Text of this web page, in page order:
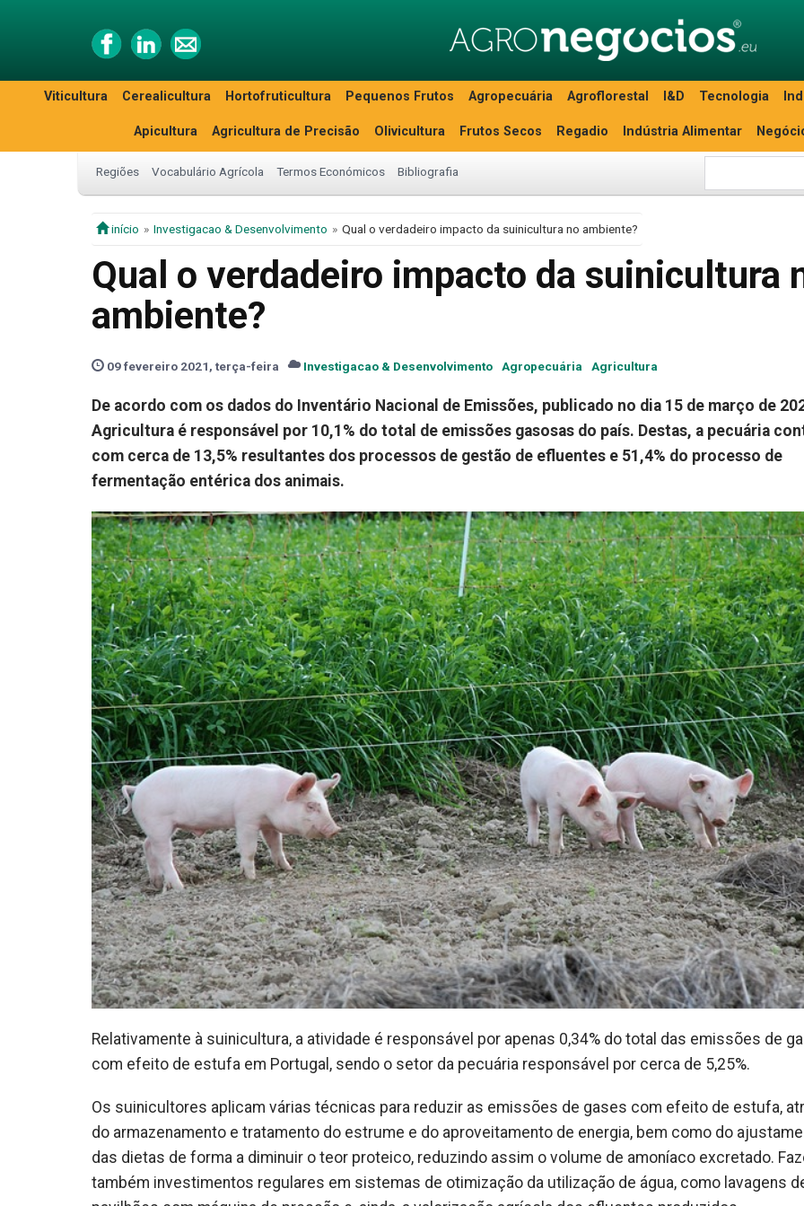
Viticultura Cerealicultura Hortofruticultura Pequenos Frutos Agropecuária Agroflorestal I&D Tecnologia
Apicultura Agricultura de Precisão Olivicultura Frutos Secos Regadio Indústria Alimentar
Regiões Vocabulário Agrícola Termos Económicos Bibliografia
início Investigacao & Desenvolvimento Qual o verdadeiro impacto da suinicultura no ambiente?
Qual o verdadeiro impacto da suinicultura
ambiente?
09 fevereiro 2021, terça-feira Investigacao & Desenvolvimento Agropecuária Agricultura
De acordo com os dados do Inventário Nacional de Emissões, publicado no dia 15 de março de
Agricultura é responsável por 10,1% do total de emissões gasosas do país. Destas, a pecuária
com cerca de 13,5% resultantes dos processos de gestão de efluentes e 51,4% do processo de
fermentação entérica dos animais.
Relativamente à suinicultura, a atividade é responsável por apenas 0,34% do total das emissões de
com efeito de estufa em Portugal, sendo o setor da pecuária responsável por cerca de 5,25%.
Os suinicultores aplicam várias técnicas para reduzir as emissões de gases com efeito de estufa,
do armazenamento e tratamento do estrume e do aproveitamento de energia, bem como do
das dietas de forma a diminuir o teor proteico, reduzindo assim o volume de amoníaco excretado.
também investimentos regulares em sistemas de otimização da utilização de água, como lavagens